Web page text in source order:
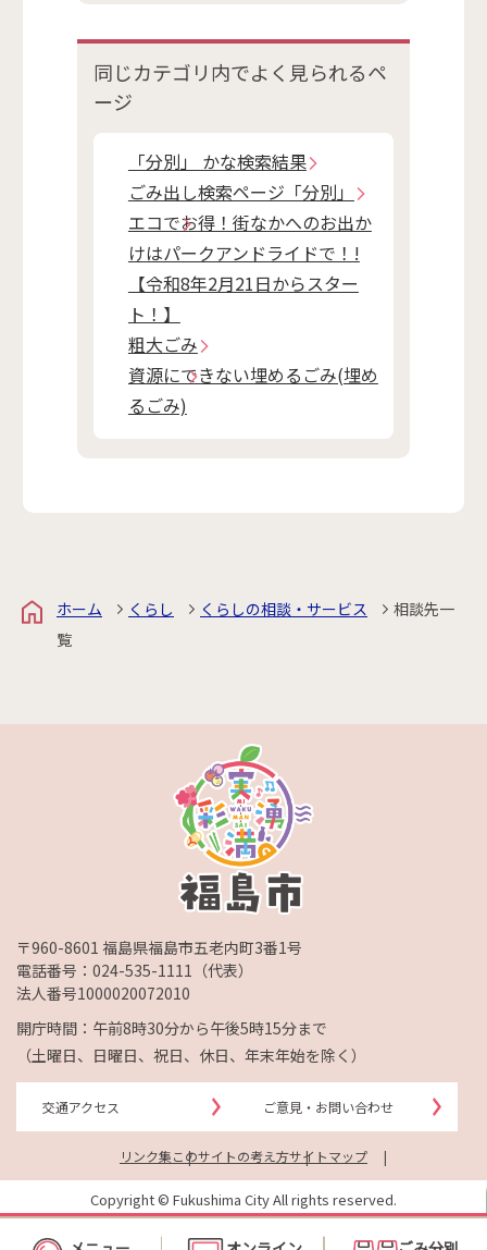
同じカテゴリ内でよく見られるペ
ージ
「分別」 かな検索結果
ごみ出し検索ページ「分別」
エコでお得！街なかへのお出か
けはパークアンドライドで！!
【令和8年2月21日からスター
ト！】
粗大ごみ
資源にできない埋めるごみ(埋め
るごみ)
ホーム くらし くらしの相談・サービス
相談先一
覧
〒960-8601 福島県福島市五老内町3番1号
電話番号： 024-535-1111 （代表）
法人番号1000020072010
開庁時間：午前8時30分から午後5時15分まで
（土曜日、日曜日、祝日、休日、年末年始を除く）
交通アクセス ご意見・お問い合わせ
リンク集このサイトの考え方サイトマップ
Copyright © Fukushima City All rights reserved.